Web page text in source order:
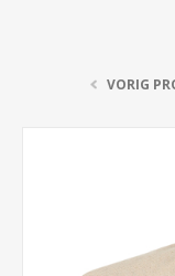
VORIG